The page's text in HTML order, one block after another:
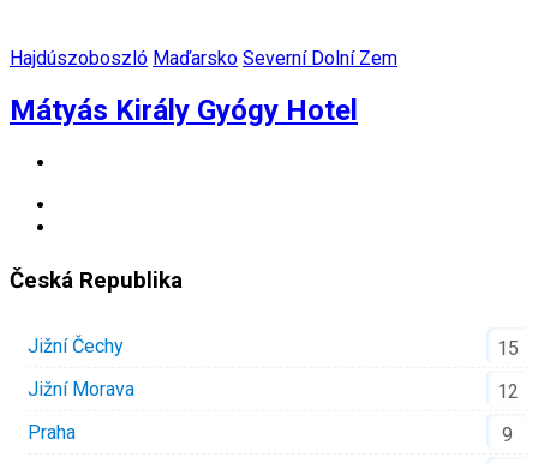
Hajdúszoboszló Maďarsko Severní Dolní Zem
Mátyás Király Gyógy Hotel
Česká Republika
Jižní Čechy
15
Jižní Morava
12
Praha
9